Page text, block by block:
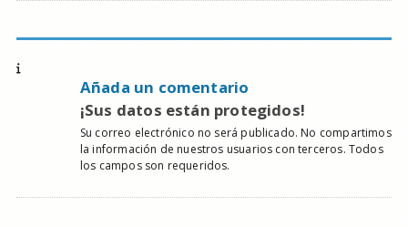
Añada un comentario
¡Sus datos están protegidos!
Su correo electrónico no será publicado. No compartimos
la información de nuestros usuarios con terceros. Todos
los campos son requeridos.